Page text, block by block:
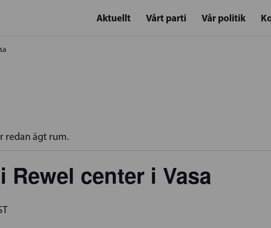
Aktuellt Vårt parti Vår politik
redan ägt rum.
Rewel center i Vasa